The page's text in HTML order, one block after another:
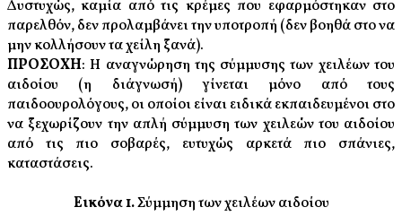
Δυστυχώς, καμία από τις κρέμες που εφαρμόστηκαν στο
παρελθόν, δεν προλαμβάνει την υποτροπή (δεν βοηθά στο να
μην κολλήσουν τα χείλη ξανά).
ΠΡΟΣΟΧΗ: Η αναγνώρηση της σύμμυσης των χειλέων του
αιδοίου (η διάγνωσή) γίνεται μόνο από τους
παιδοουρολόγους, οι οποίοι είναι ειδικά εκπαιδευμένοι στο
να ξεχωρίζουν την απλή σύμμυση των χειλεών του αιδοίου
από τις πιο σοβαρές, ευτυχώς αρκετά πιο σπάνιες,
καταστάσεις.
Εικόνα 1.Σύμμηση των χειλέων αιδοίου